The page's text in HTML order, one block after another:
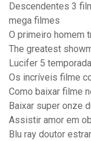
Descendentes 3
mega filmes
O primeiro homem
The greatest
Lucifer 5
Os incríveis filme
Como baixar filme
Baixar super onze
Assistir amor em
Blu ray doutor